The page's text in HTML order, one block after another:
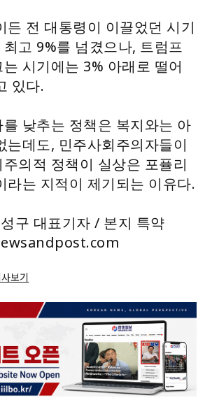
든 전 대통령이 이끌었던 시기
고 9%를 넘겼으나, 트럼프
시기에는 3% 아래로 떨어
있다.
낮추는 정책은 복지와는 아
는데도, 민주사회주의자들이
의적 정책이 실상은 포퓰리
라는 지적이 제기되는 이유다.
구 대표기자 / 본지 특약
보기